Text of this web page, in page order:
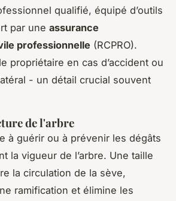
qualifié, équipé d’outils
par une assurance
professionnelle (RCPRO).
propriétaire en cas d’accident ou
- un détail crucial souvent
de l'arbre
à guérir ou à prévenir les dégâts
la vigueur de l’arbre. Une taille
la circulation de la sève,
ramification et élimine les